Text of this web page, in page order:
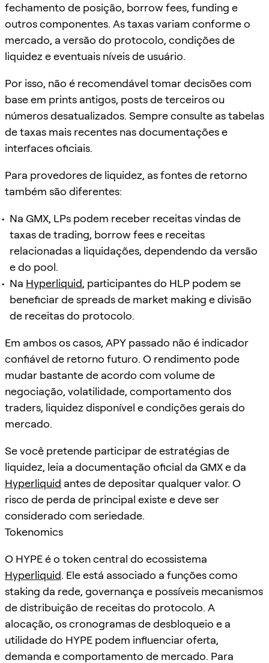
fechamento de posição, borrow fees, funding e
outros componentes. As taxas variam conforme o
mercado, a versão do protocolo, condições de
liquidez e eventuais níveis de usuário.
Por isso, não é recomendável tomar decisões com
base em prints antigos, posts de terceiros ou
números desatualizados. Sempre consulte as tabelas
de taxas mais recentes nas documentações e
interfaces oficiais.
Para provedores de liquidez, as fontes de retorno
também são diferentes:
Na GMX, LPs podem receber receitas vindas de
taxas de trading, borrow fees e receitas
relacionadas a liquidações, dependendo da versão
e do pool.
Na Hyperliquid, participantes do HLP podem se
beneficiar de spreads de market making e divisão
de receitas do protocolo.
Em ambos os casos, APY passado não é indicador
confiável de retorno futuro. O rendimento pode
mudar bastante de acordo com volume de
negociação, volatilidade, comportamento dos
traders, liquidez disponível e condições gerais do
mercado.
Se você pretende participar de estratégias de
liquidez, leia a documentação oficial da GMX e da
Hyperliquid antes de depositar qualquer valor. O
risco de perda de principal existe e deve ser
considerado com seriedade.
Tokenomics
O HYPE é o token central do ecossistema
Hyperliquid. Ele está associado a funções como
staking da rede, governança e possíveis mecanismos
de distribuição de receitas do protocolo. A
alocação, os cronogramas de desbloqueio e a
utilidade do HYPE podem influenciar oferta,
demanda e comportamento de mercado. Para